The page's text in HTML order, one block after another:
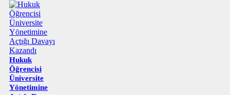
Hukuk
Öğrencisi
Üniversite
Yönetimine